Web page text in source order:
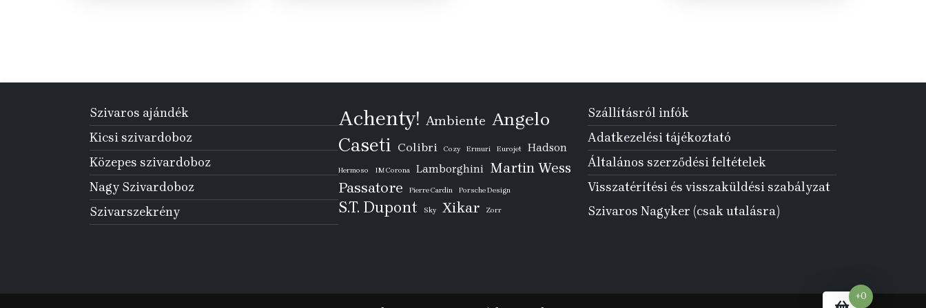
Szivaros ajándék
Kicsi szivardoboz
Közepes szivardoboz
Nagy Szivardoboz
Szivarszekrény
Achenty! Ambiente Angelo
Caseti Colibri Cozy Ermuri Eurojet Hadson
Hermoso IM Corona Lamborghini Martin Wess
Passatore Pierre Cardin Porsche Design
S.T. Dupont Sky Xikar Zorr
Szállításról infók
Adatkezelési tájékoztató
Általános szerződési feltételek
Visszatérítési és visszaküldési szabályzat
Szivaros Nagyker (csak utalásra)
+0